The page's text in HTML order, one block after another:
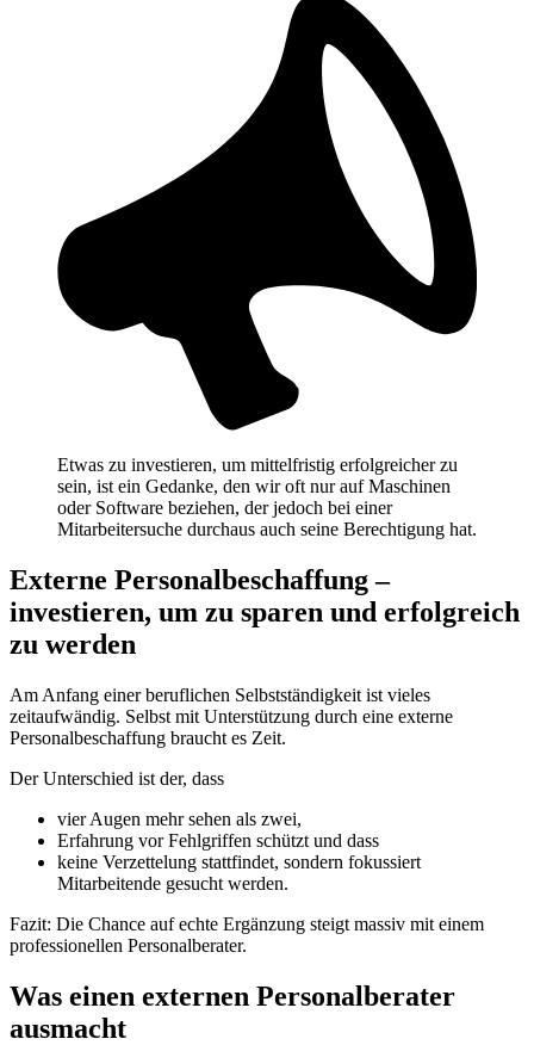
Etwas zu investieren, um mittelfristig erfolgreicher zu
sein, ist ein Gedanke, den wir oft nur auf Maschinen
oder Software beziehen, der jedoch bei einer
Mitarbeitersuche durchaus auch seine Berechtigung hat.
Externe Personalbeschaffung –
investieren, um zu sparen und erfolgreich
zu werden
Am Anfang einer beruflichen Selbstständigkeit ist vieles
zeitaufwändig. Selbst mit Unterstützung durch eine externe
Personalbeschaffung braucht es Zeit.
Der Unterschied ist der, dass
vier Augen mehr sehen als zwei,
Erfahrung vor Fehlgriffen schützt und dass
keine Verzettelung stattfindet, sondern fokussiert
Mitarbeitende gesucht werden.
Fazit: Die Chance auf echte Ergänzung steigt massiv mit einem
professionellen Personalberater.
Was einen externen Personalberater
ausmacht